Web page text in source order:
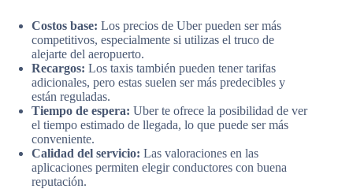
Costos base: Los precios de Uber pueden ser más
competitivos, especialmente si utilizas el truco de
alejarte del aeropuerto.
Recargos: Los taxis también pueden tener tarifas
adicionales, pero estas suelen ser más predecibles y
están reguladas.
Tiempo de espera: Uber te ofrece la posibilidad de ver
el tiempo estimado de llegada, lo que puede ser más
conveniente.
Calidad del servicio: Las valoraciones en las
aplicaciones permiten elegir conductores con buena
reputación.